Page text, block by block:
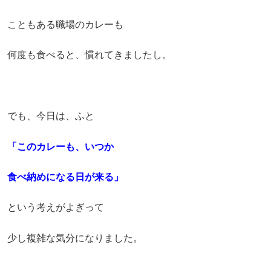
こともある職場のカレーも
何度も食べると、慣れてきましたし。
でも、今日は、ふと
「このカレーも、いつか
食べ納めになる日が来る」
という考えがよぎって
少し複雑な気分になりました。